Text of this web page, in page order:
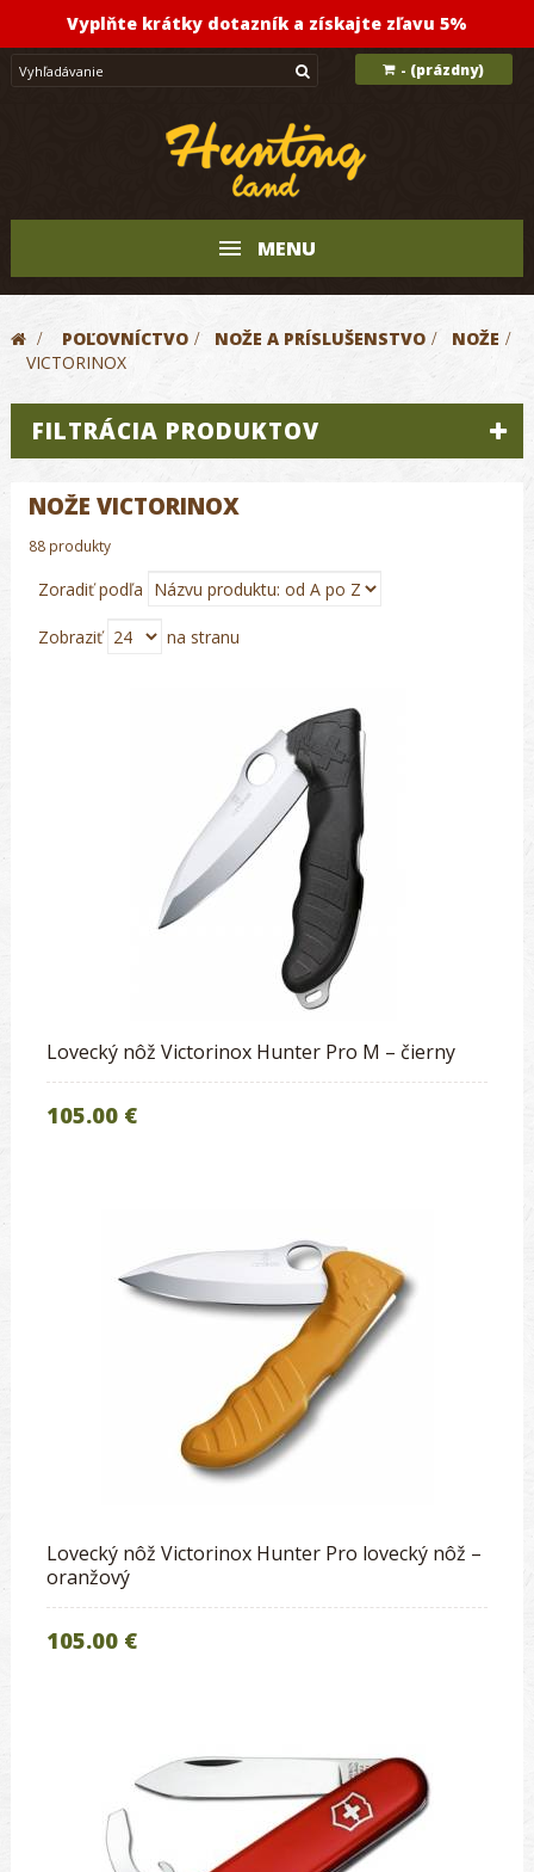
Vyplňte krátky dotazník a získajte zľavu 5%
- (prázdny)
MENU
> POĽOVNÍCTVO > NOŽE A PRÍSLUŠENSTVO >
NOŽE
VICTORINOX
FILTRÁCIA PRODUKTOV
NOŽE VICTORINOX
88 produkty
Zoradiť podľa
Zobraziť na stranu
Lovecký nôž Victorinox Hunter Pro M – čierny
105.00 €
Lovecký nôž Victorinox Hunter Pro lovecký nôž –
oranžový
105.00 €